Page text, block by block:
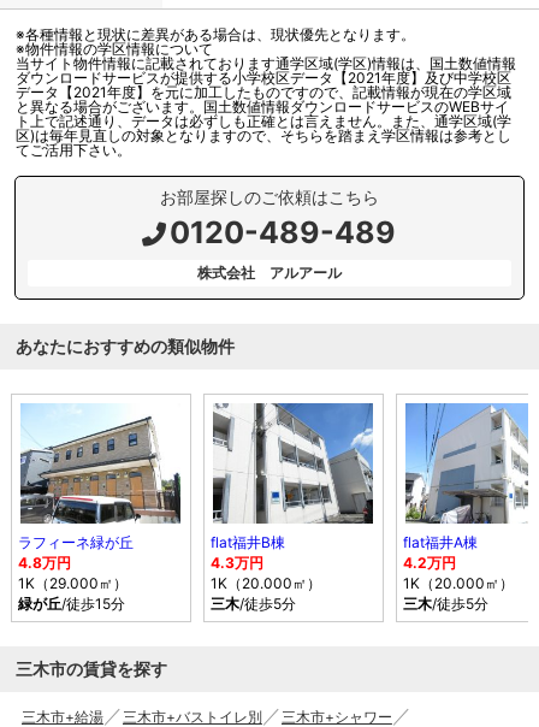
※各種情報と現状に差異がある場合は、現状優先となります。
※物件情報の学区情報について
当サイト物件情報に記載されております通学区域(学区)情報は、国土数値情報
ダウンロードサービスが提供する小学校区データ【2021年度】及び中学校区
データ【2021年度】を元に加工したものですので、記載情報が現在の学区域
と異なる場合がございます。国土数値情報ダウンロードサービスのWEBサイ
ト上で記述通り、データは必ずしも正確とは言えません。また、通学区域(学
区)は毎年見直しの対象となりますので、そちらを踏まえ学区情報は参考とし
てご活用下さい。
お部屋探しのご依頼はこちら
0120-489-489
株式会社 アルアール
あなたにおすすめの類似物件
ラフィーネ緑が丘
4.8万円
1K（29.000㎡）
緑が丘/徒歩15分
flat福井B棟
4.3万円
1K（20.000㎡）
三木/徒歩5分
flat福井A棟
4.2万円
1K（20.000㎡）
三木/徒歩5分
三木市の賃貸を探す
三木市+給湯 三木市+バストイレ別
三木市+シャワー